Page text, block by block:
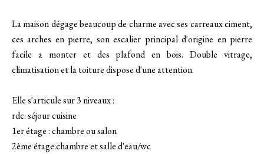
La maison dégage beaucoup de charme avec ses carreaux ciment,
ces arches en pierre, son escalier principal d'origine en pierre
facile a monter et des plafond en bois. Double vitrage,
climatisation et la toiture dispose d'une attention.
Elle s'articule sur 3 niveaux :
rdc: séjour cuisine
1er étage : chambre ou salon
2ème étage:chambre et salle d'eau/wc